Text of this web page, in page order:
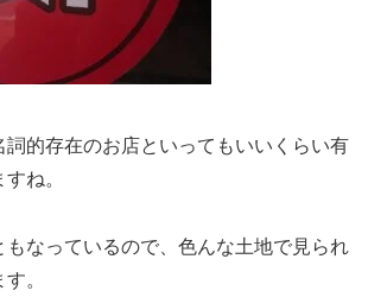
詞的存在のお店といってもいいくらい有
ね。
もなっているので、色んな土地で見られ
。